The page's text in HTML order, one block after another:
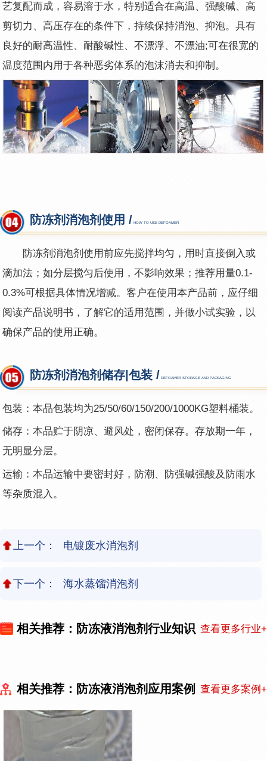
艺复配而成，容易溶于水，特别适合在高温、强酸碱、高
剪切力、高压存在的条件下，持续保持消泡、抑泡。具有
良好的耐高温性、耐酸碱性、不漂浮、不漂油;可在很宽的
温度范围内用于各种恶劣体系的泡沫消去和抑制。
防冻剂消泡剂使用 / HOW TO USE DEFOAMER
防冻剂消泡剂使用前应先搅拌均匀，用时直接倒入或
滴加法；如分层搅匀后使用，不影响效果；推荐用量0.1-
0.3%可根据具体情况增减。客户在使用本产品前，应仔细
阅读产品说明书，了解它的适用范围，并做小试实验，以
确保产品的使用正确。
防冻剂消泡剂储存|包装 / DEFOAMER STORAGE AND PACKAGING
包装：本品包装均为25/50/60/150/200/1000KG塑料桶装。
储存：本品贮于阴凉、避风处，密闭保存。存放期一年，
无明显分层。
运输：本品运输中要密封好，防潮、防强碱强酸及防雨水
等杂质混入。
上一个： 电镀废水消泡剂
下一个： 海水蒸馏消泡剂
相关推荐：防冻液消泡剂行业知识 查看更多行业+
相关推荐：防冻液消泡剂应用案例 查看更多案例+